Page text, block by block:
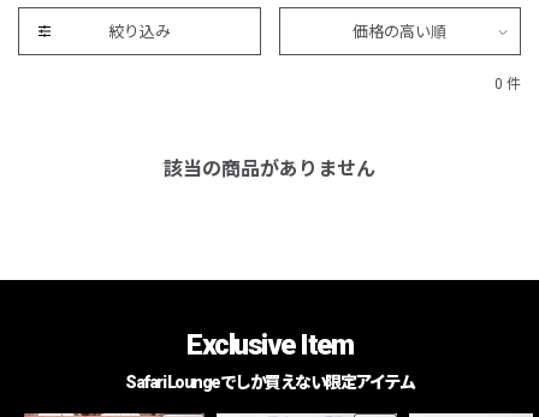
絞り込み 価格の高い順
0 件
該当の商品がありません
Exclusive Item
Safari Loungeでしか買えない限定アイテム